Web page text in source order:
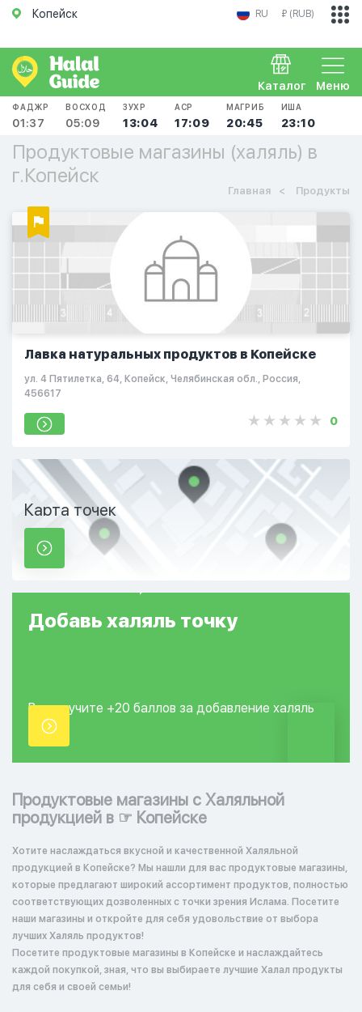
Копейск RU ₽ (RUB)
Меню
Каталог
ФАДЖР
01:37
ВОСХОД
05:09
ЗУХР
13:04
АСР
17:09
МАГРИБ
20:45
ИША
23:10
Продуктовые магазины (халяль) в
г.Копейск
Главная Продукты
Лавка натуральных продуктов в Копейске
ул. 4 Пятилетка, 64, Копейск, Челябинская обл., Россия,
456617
0
Карта точек
Добавь халяль точку
Вы получите +20 баллов за добавление халяль
точки.
Продуктовые магазины с Халяльной
продукцией в ☞ Копейске
Хотите наслаждаться вкусной и качественной Халяльной
продукцией в Копейске? Мы нашли для вас продуктовые магазины,
которые предлагают широкий ассортимент продуктов, полностью
соответствующих дозволенных с точки зрения Ислама. Посетите
наши магазины и откройте для себя удовольствие от выбора
лучших Халяль продуктов!
Посетите продуктовые магазины в Копейске и наслаждайтесь
каждой покупкой, зная, что вы выбираете лучшие Халал продукты
для себя и своей семьи!